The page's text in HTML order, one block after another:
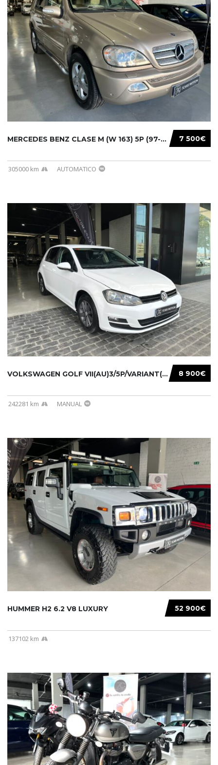
7 500€
MERCEDES BENZ CLASE M (W 163) 5P (97-05) 200...
305000 km AUTOMATICO
8 900€
VOLKSWAGEN GOLF VII(AU)3/5P/VARIANT(12-16 20...
242281 km MANUAL
52 900€
HUMMER H2 6.2 V8 LUXURY
137102 km